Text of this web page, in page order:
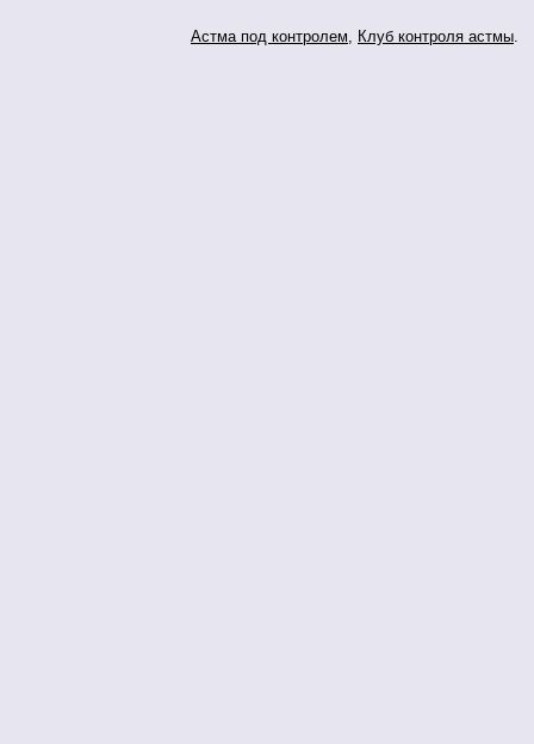
Астма под контролем, Клуб контроля астмы.